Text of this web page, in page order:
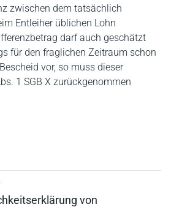
zwischen dem tatsächlich
Entleiher üblichen Lohn
darf auch geschätzt
für den fraglichen Zeitraum schon
vor, so muss dieser
1 SGB X zurückgenommen
von